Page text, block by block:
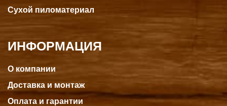
Сухой пиломатериал
ИНФОРМАЦИЯ
О компании
Доставка и монтаж
Оплата и гарантии